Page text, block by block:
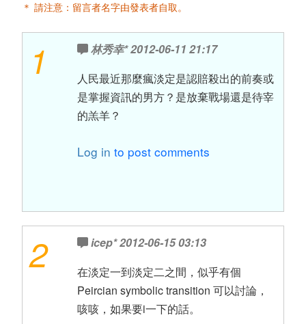
＊ 請注意：留言者名字由發表者自取。
1 林秀幸*2012-06-11 21:17
人民最近那麼瘋淡定是認賠殺出的前奏或
是掌握資訊的男方？是放棄戰場還是待宰
的羔羊？
Log in to post comments
2 icep*2012-06-15 03:13
在淡定一到淡定二之間，似乎有個
Peircian symbolic transition 可以討論，
咳咳，如果要i一下的話。